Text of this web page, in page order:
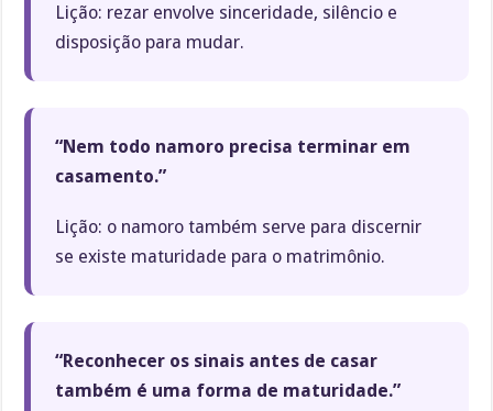
Lição: rezar envolve sinceridade, silêncio e
disposição para mudar.
“Nem todo namoro precisa terminar em
casamento.”
Lição: o namoro também serve para discernir
se existe maturidade para o matrimônio.
“Reconhecer os sinais antes de casar
também é uma forma de maturidade.”